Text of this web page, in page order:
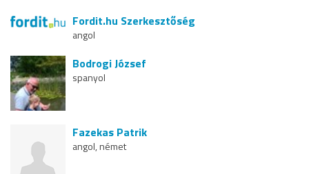
Fordit.hu Szerkesztőség
angol
Bodrogi József
spanyol
Fazekas Patrik
angol, német